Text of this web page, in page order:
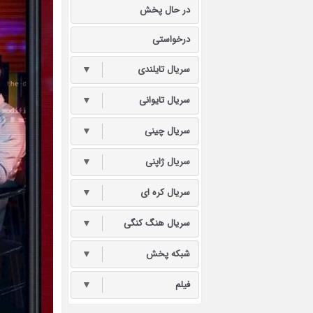
در حال پخش
درخواستی
سریال تایلندی ▼
سریال تایوانی ▼
سریال چینی ▼
سریال ژاپنی ▼
سریال کره ای ▼
سریال هنگ کنگی ▼
شبکه پخش ▼
فیلم ▼